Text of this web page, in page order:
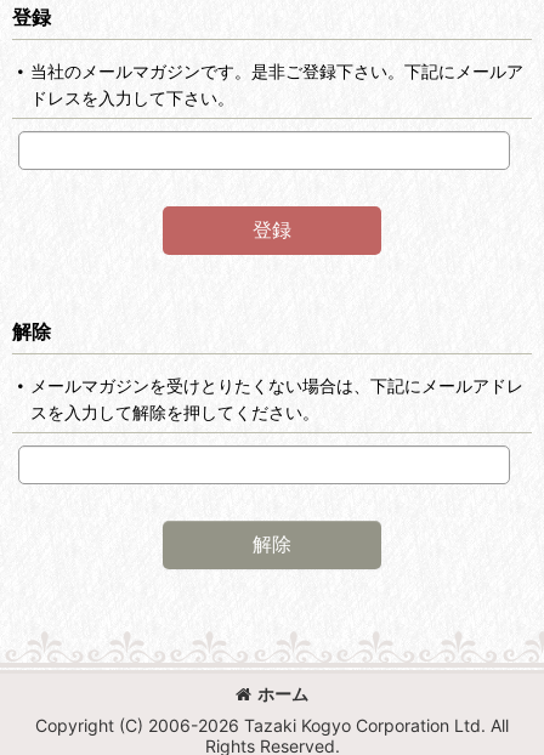
登録
当社のメールマガジンです。是非ご登録下さい。下記にメールア
ドレスを入力して下さい。
登録
解除
メールマガジンを受けとりたくない場合は、下記にメールアドレ
スを入力して解除を押してください。
解除
ホーム
Copyright (C) 2006-2026 Tazaki Kogyo Corporation Ltd. All
Rights Reserved.